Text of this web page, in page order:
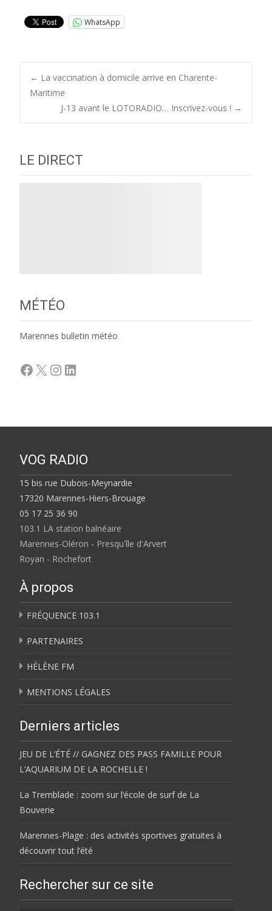
WhatsApp
Post
navigation
← La vaccination à domicile arrive en Charente-
Maritime
J-13 avant le LOTORADIO… Inscrivez-vous ! →
LE DIRECT
MÉTÉO
Marennes bulletin météo
Facebook
X Instagram
LinkedIn
VOG RADIO
15 bis rue Dubois-Meynardie
17320 Marennes-Hiers-Brouage
05 17 25 36 90
103.1 LA station balnéaire
Marennes-Oléron - Presqu'île d'Arvert
Royan - Rochefort
À propos
FRÉQUENCE 103.1
PARTENAIRES
HÉLÈNE FM
MENTIONS LÉGALES
Derniers articles
JEU DE L’ÉTÉ // GAGNEZ DES PASS FAMILLE POUR
L’AQUARIUM DE LA ROCHELLE !
La Tremblade : zoom sur l’école de surf de La
Bouverie
Marennes-Plage : des activités sportives gratuites à
découvrir tout l’été
Rechercher sur ce site